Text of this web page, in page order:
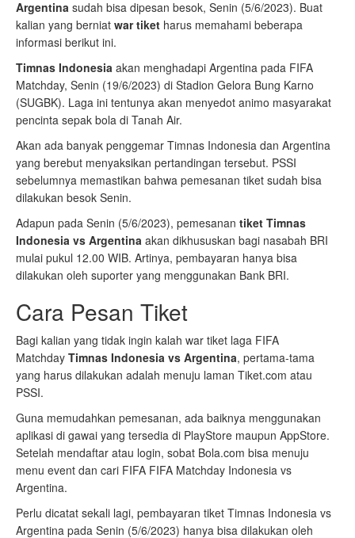
Argentina sudah bisa dipesan besok, Senin (5/6/2023). Buat
kalian yang berniat war tiket harus memahami beberapa
informasi berikut ini.
Timnas Indonesia akan menghadapi Argentina pada FIFA
Matchday, Senin (19/6/2023) di Stadion Gelora Bung Karno
(SUGBK). Laga ini tentunya akan menyedot animo masyarakat
pencinta sepak bola di Tanah Air.
Akan ada banyak penggemar Timnas Indonesia dan Argentina
yang berebut menyaksikan pertandingan tersebut. PSSI
sebelumnya memastikan bahwa pemesanan tiket sudah bisa
dilakukan besok Senin.
Adapun pada Senin (5/6/2023), pemesanan tiket Timnas
Indonesia vs Argentina akan dikhususkan bagi nasabah BRI
mulai pukul 12.00 WIB. Artinya, pembayaran hanya bisa
dilakukan oleh suporter yang menggunakan Bank BRI.
Cara Pesan Tiket
Bagi kalian yang tidak ingin kalah war tiket laga FIFA
Matchday Timnas Indonesia vs Argentina, pertama-tama
yang harus dilakukan adalah menuju laman Tiket.com atau
PSSI.
Guna memudahkan pemesanan, ada baiknya menggunakan
aplikasi di gawai yang tersedia di PlayStore maupun AppStore.
Setelah mendaftar atau login, sobat Bola.com bisa menuju
menu event dan cari FIFA FIFA Matchday Indonesia vs
Argentina.
Perlu dicatat sekali lagi, pembayaran tiket Timnas Indonesia vs
Argentina pada Senin (5/6/2023) hanya bisa dilakukan oleh